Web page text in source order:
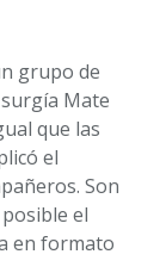
grupo de
Mate
que las
el
Son
el
en formato